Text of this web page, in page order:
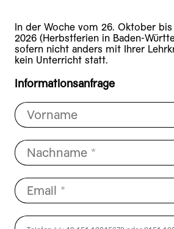
In der Woche vom 26. Oktober
2026 (Herbstferien in Baden-
sofern nicht anders mit Ihrer
kein Unterricht statt.
Informationsanfrage